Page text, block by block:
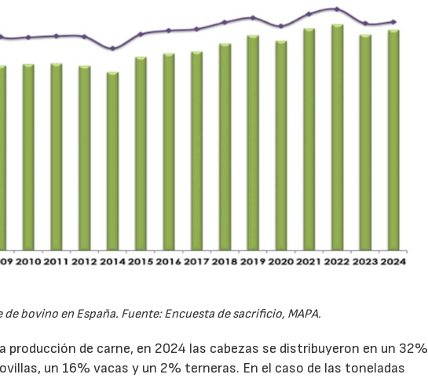
bovino en España. Fuente: Encuesta de sacrificio, MAPA.
producción de carne, en 2024 las cabezas se distribuyeron en un 32%
un 16% vacas y un 2% terneras. En el caso de las toneladas
23/07/2026